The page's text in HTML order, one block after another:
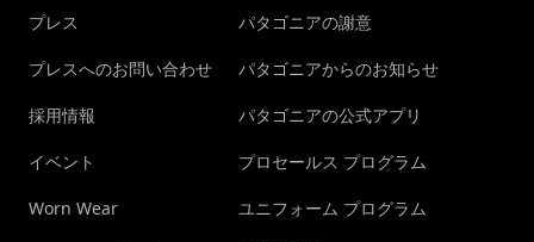
プレス
プレスへのお問い合わせ
採用情報
イベント
Worn Wear
パタゴニアの謝意
パタゴニアからのお知らせ
パタゴニアの公式アプリ
プロセールス プログラム
ユニフォーム プログラム